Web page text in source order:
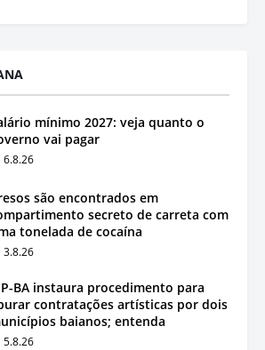
mínimo 2027: veja quanto o
vai pagar
6.8.26
são encontrados em
secreto de carreta com
tonelada de cocaína
3.8.26
BA instaura procedimento para
contratações artísticas por dois
baianos; entenda
5.8.26